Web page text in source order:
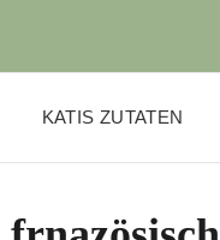
KATIS ZUTATEN